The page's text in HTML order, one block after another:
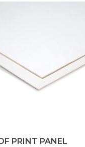
PRINT PANEL